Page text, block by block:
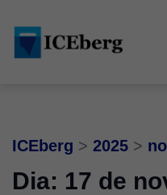
main
content
footer
ICEberg > 2025 >
Dia: 17 de